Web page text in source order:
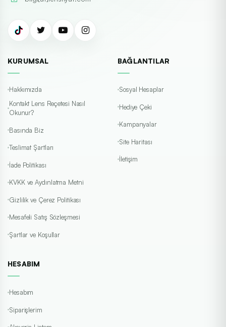
KURUMSAL
Hakkımızda
Kontakt Lens Reçetesi Nasıl
Okunur?
Basında Biz
Teslimat Şartları
İade Politikası
KVKK ve Aydınlatma Metni
Gizlilik ve Çerez Politikası
Mesafeli Satış Sözleşmesi
Şartlar ve Koşullar
BAĞLANTILAR
Sosyal Hesaplar
Hediye Çeki
Kampanyalar
Site Haritası
İletişim
HESABIM
Hesabım
Siparişlerim